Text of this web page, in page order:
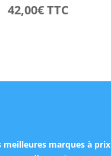
42,00€TTC
meilleures marques à prix